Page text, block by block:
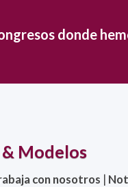
donde
& Modelos
con nosotros |